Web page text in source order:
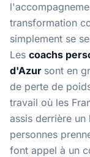
transformation
simplement se
Les coachs
d'Azur sont en
de perte de
travail où les
assis derrière
personnes
font appel à un